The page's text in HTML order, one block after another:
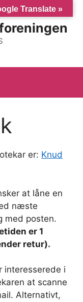
er: Knud
at låne en
næste
med posten.
er 1
retur).
interesserede i
at scanne
Alternativt,
Translate »